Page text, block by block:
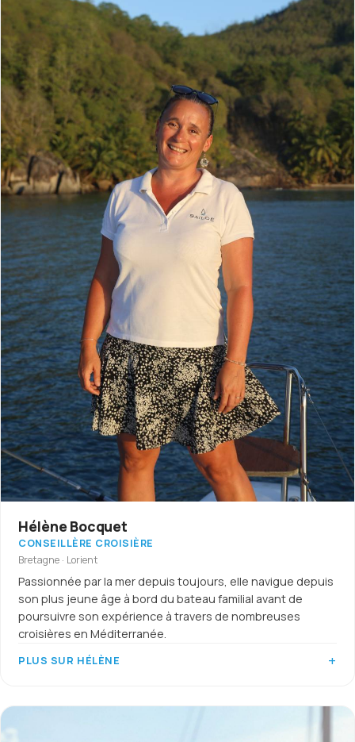
Hélène Bocquet
CONSEILLÈRE CROISIÈRE
Bretagne · Lorient
Passionnée par la mer depuis toujours, elle navigue depuis
son plus jeune âge à bord du bateau familial avant de
poursuivre son expérience à travers de nombreuses
croisières en Méditerranée.
PLUS SUR HÉLÈNE